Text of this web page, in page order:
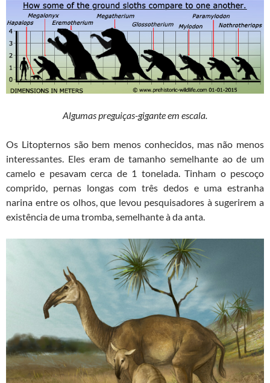
Algumas preguiças-gigante em escala.
Os Litopternos são bem menos conhecidos, mas não menos
interessantes. Eles eram de tamanho semelhante ao de um
camelo e pesavam cerca de 1 tonelada. Tinham o pescoço
comprido, pernas longas com três dedos e uma estranha
narina entre os olhos, que levou pesquisadores à sugerirem a
existência de uma tromba, semelhante à da anta.